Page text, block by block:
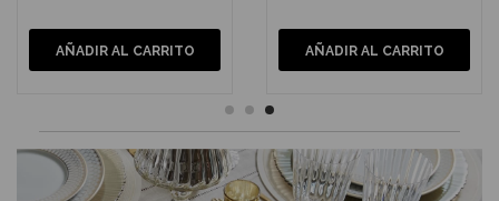
AÑADIR AL CARRITO AÑADIR AL CARRITO